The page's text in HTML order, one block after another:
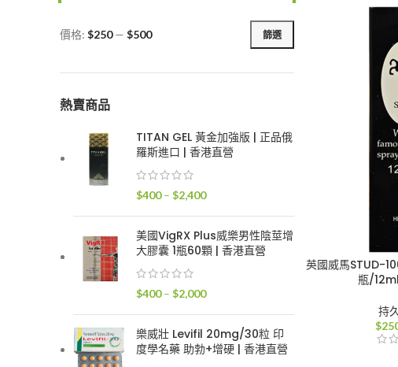
最
價
最
價
篩選
價格: $250— $500
熱賣商品
TITAN GEL 黃金加強版 | 正品俄
羅斯進口 | 香港直營
$400 – $2,400價
圍：
$2,400
美國VigRX Plus威樂男性陰莖增
大膠囊 1瓶60顆 | 香港直營
$400 – $2,000價
範
圍：
樂威壯 Levifil 20mg/30粒 印
度學名藥 助勃+增硬 | 香港直營
英國威馬STUD-
瓶/
持
$